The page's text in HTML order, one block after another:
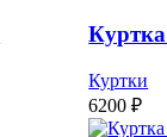
Куртки
6200₽